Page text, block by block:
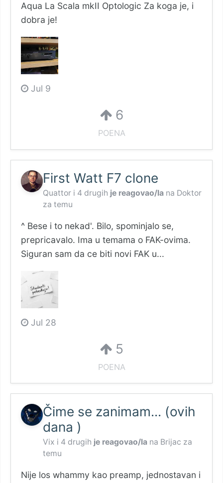
Aqua La Scala mkII Optologic Za koga je, i
dobra je!
Jul 9
6
POENA
First Watt F7 clone
Quattor i 4 drugih je reagovao/la na Doktor
za temu
^ Bese i to nekad'. Bilo, spominjalo se,
prepricavalo. Ima u temama o FAK-ovima.
Siguran sam da ce biti novi FAK u...
Jul 28
5
POENA
Čime se zanimam... (ovih
dana )
Vix i 4 drugih je reagovao/la na Brijac za
temu
Nije los whammy kao preamp, jednostavan i